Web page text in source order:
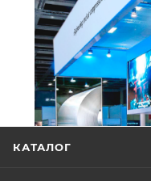
КАТАЛОГ